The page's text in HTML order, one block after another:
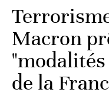
Macron
de la